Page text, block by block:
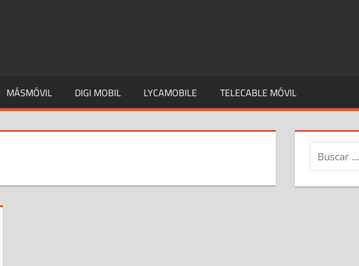
MÁSMÓVIL DIGI MOBIL LYCAMOBILE TELECABLE MÓVIL
Buscar: